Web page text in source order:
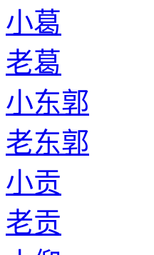
小葛
老葛
小东郭
老东郭
小贡
老贡